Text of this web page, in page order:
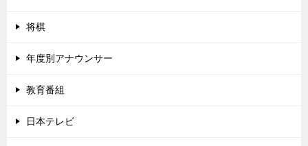
将棋
年度別アナウンサー
教育番組
日本テレビ